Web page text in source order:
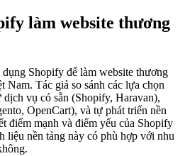
làm website thương
Shopify để làm website thương
Tác giả so sánh các lựa chọn
vụ có sẵn (Shopify, Haravan),
OpenCart), và tự phát triển nền
điểm mạnh và điểm yếu của Shopify
liệu nền tảng này có phù hợp với nhu